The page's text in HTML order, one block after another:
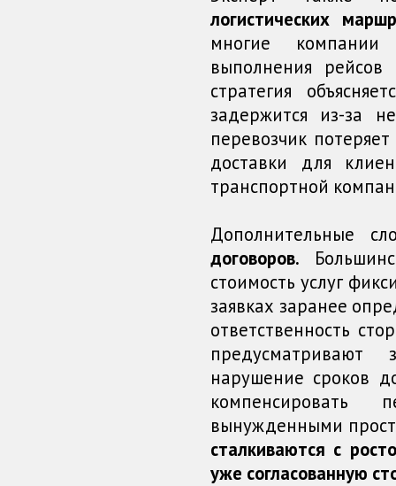
логистических
многие компании
выполнения
стратегия
задержится из-за
перевозчик
доставки для
транспортной
Дополнительные
договоров.
стоимость услуг
заявках заранее
ответственность
нарушение сроков
компенсировать
вынужденными
сталкиваются с
уже согласованную